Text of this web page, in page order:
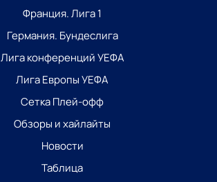
Франция. Лига 1
Германия. Бундеслига
Лига конференций УЕФА
Лига Европы УЕФА
Сетка Плей-офф
Обзоры и хайлайты
Новости
Таблица